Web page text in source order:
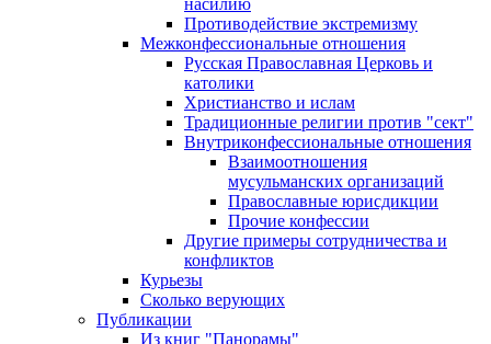
насилию
Противодействие экстремизму
Межконфессиональные отношения
Русская Православная Церковь и
католики
Христианство и ислам
Традиционные религии против "сект"
Внутриконфессиональные отношения
Взаимоотношения
мусульманских организаций
Православные юрисдикции
Прочие конфессии
Другие примеры сотрудничества и
конфликтов
Курьезы
Сколько верующих
Публикации
Из книг "Панорамы"